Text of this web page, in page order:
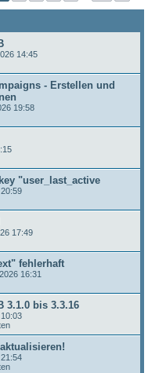
14:45
- Erstellen und
19:58
"user_last_active
17:49
fehlerhaft
16:31
3.1.0 bis 3.3.16